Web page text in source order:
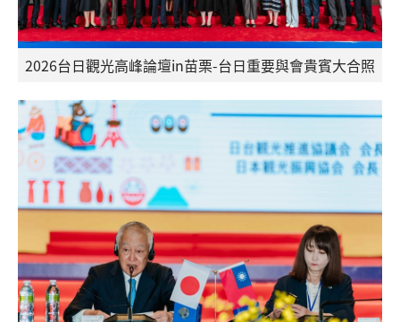
2026台日觀光高峰論壇in苗栗-台日重要與會貴賓大合照